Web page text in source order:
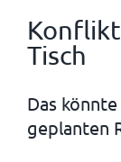
Tisch
Das
geplanten